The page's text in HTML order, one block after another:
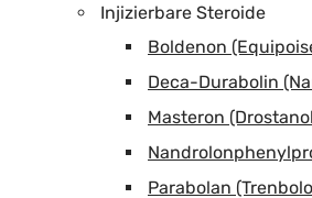
Injizierbare Steroide
Boldenon
Deca-Durabolin
Masteron
Parabolan